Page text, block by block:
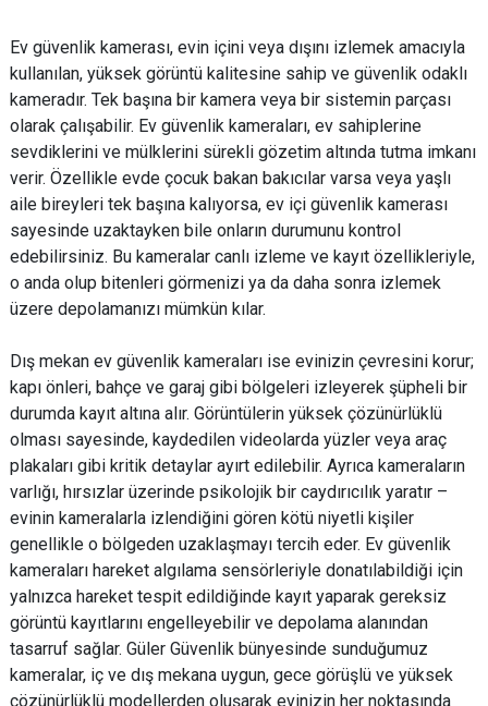
Ev güvenlik kamerası, evin içini veya dışını izlemek amacıyla
kullanılan, yüksek görüntü kalitesine sahip ve güvenlik odaklı
kameradır. Tek başına bir kamera veya bir sistemin parçası
olarak çalışabilir. Ev güvenlik kameraları, ev sahiplerine
sevdiklerini ve mülklerini sürekli gözetim altında tutma imkanı
verir. Özellikle evde çocuk bakan bakıcılar varsa veya yaşlı
aile bireyleri tek başına kalıyorsa, ev içi güvenlik kamerası
sayesinde uzaktayken bile onların durumunu kontrol
edebilirsiniz. Bu kameralar canlı izleme ve kayıt özellikleriyle,
o anda olup bitenleri görmenizi ya da daha sonra izlemek
üzere depolamanızı mümkün kılar.
Dış mekan ev güvenlik kameraları ise evinizin çevresini korur;
kapı önleri, bahçe ve garaj gibi bölgeleri izleyerek şüpheli bir
durumda kayıt altına alır. Görüntülerin yüksek çözünürlüklü
olması sayesinde, kaydedilen videolarda yüzler veya araç
plakaları gibi kritik detaylar ayırt edilebilir. Ayrıca kameraların
varlığı, hırsızlar üzerinde psikolojik bir caydırıcılık yaratır –
evinin kameralarla izlendiğini gören kötü niyetli kişiler
genellikle o bölgeden uzaklaşmayı tercih eder. Ev güvenlik
kameraları hareket algılama sensörleriyle donatılabildiği için
yalnızca hareket tespit edildiğinde kayıt yaparak gereksiz
görüntü kayıtlarını engelleyebilir ve depolama alanından
tasarruf sağlar. Güler Güvenlik bünyesinde sunduğumuz
kameralar, iç ve dış mekana uygun, gece görüşlü ve yüksek
çözünürlüklü modellerden oluşarak evinizin her noktasında